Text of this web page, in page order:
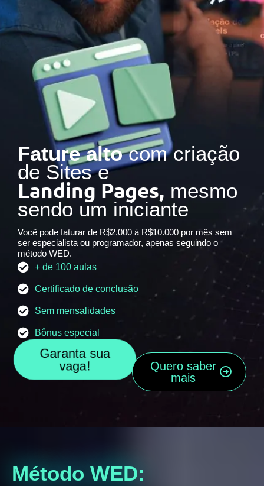
Fature altocom criação
de Sites e
Landing Pages, mesmo
sendo um iniciante
Você pode faturar de R$2.000 à R$10.000 por mês sem
ser especialista ou programador, apenas seguindo o
método WED.
+ de 100 aulas
Certificado de conclusão
Sem mensalidades
Bônus especial
Garanta sua
vaga!
Quero saber
mais
Método WED: